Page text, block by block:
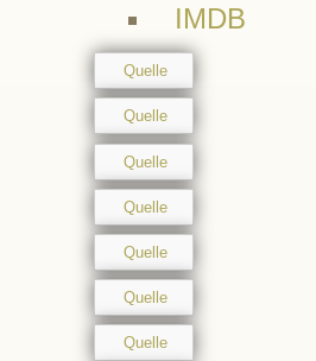
IMDB
Quelle
Quelle
Quelle
Quelle
Quelle
Quelle
Quelle